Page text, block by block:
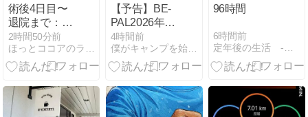
術後4日目〜
退院まで：少
しずつ身体が
戻り、家に帰
る日
2時間50分前
ほっとココアのラン日誌
【予告】BE-
PAL2026年10
月号の付録は
ノルディスク
4ホール鋳鉄
4つ同時に焼
けて楽しそ
4時間前
僕がキャンプを始めたワケ
96時間
6時間前
定年後の生活 -試行錯誤で失敗ばかり-